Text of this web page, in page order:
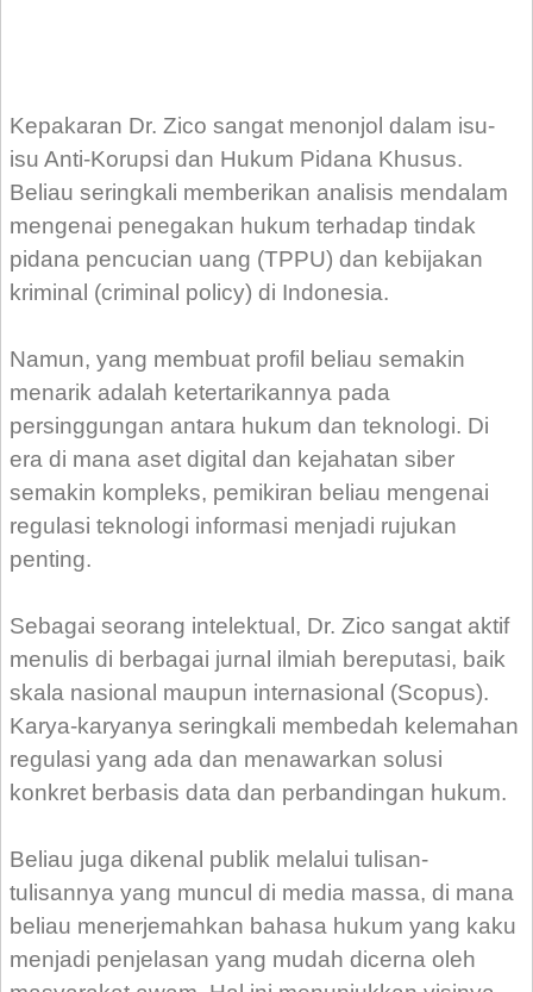
Kepakaran Dr. Zico sangat menonjol dalam isu-
isu Anti-Korupsi dan Hukum Pidana Khusus.
Beliau seringkali memberikan analisis mendalam
mengenai penegakan hukum terhadap tindak
pidana pencucian uang (TPPU) dan kebijakan
kriminal (criminal policy) di Indonesia.
Namun, yang membuat profil beliau semakin
menarik adalah ketertarikannya pada
persinggungan antara hukum dan teknologi. Di
era di mana aset digital dan kejahatan siber
semakin kompleks, pemikiran beliau mengenai
regulasi teknologi informasi menjadi rujukan
penting.
Sebagai seorang intelektual, Dr. Zico sangat aktif
menulis di berbagai jurnal ilmiah bereputasi, baik
skala nasional maupun internasional (Scopus).
Karya-karyanya seringkali membedah kelemahan
regulasi yang ada dan menawarkan solusi
konkret berbasis data dan perbandingan hukum.
Beliau juga dikenal publik melalui tulisan-
tulisannya yang muncul di media massa, di mana
beliau menerjemahkan bahasa hukum yang kaku
menjadi penjelasan yang mudah dicerna oleh